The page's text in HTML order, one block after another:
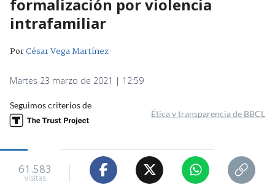
formalización por violencia
intrafamiliar
PorCésar Vega Martínez
Martes 23 marzo de 2021 | 12:59
Seguimos criterios de
Ética y transparencia de BBCL
61.583
visitas